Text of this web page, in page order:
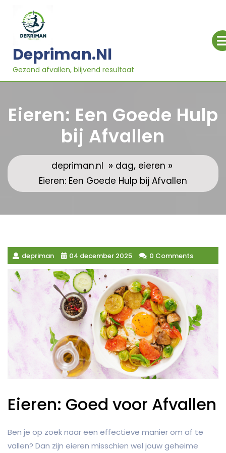
inhoud
Depriman.nl
Gezond afvallen, blijvend resultaat
Eieren: Een Goede Hulp
bij Afvallen
depriman.nl » dag, eieren »
Eieren: Een Goede Hulp bij Afvallen
depriman 04 december 2025 0 Comments
Eieren: Goed voor Afvallen
Ben je op zoek naar een effectieve manier om af te
vallen? Dan zijn eieren misschien wel jouw geheime